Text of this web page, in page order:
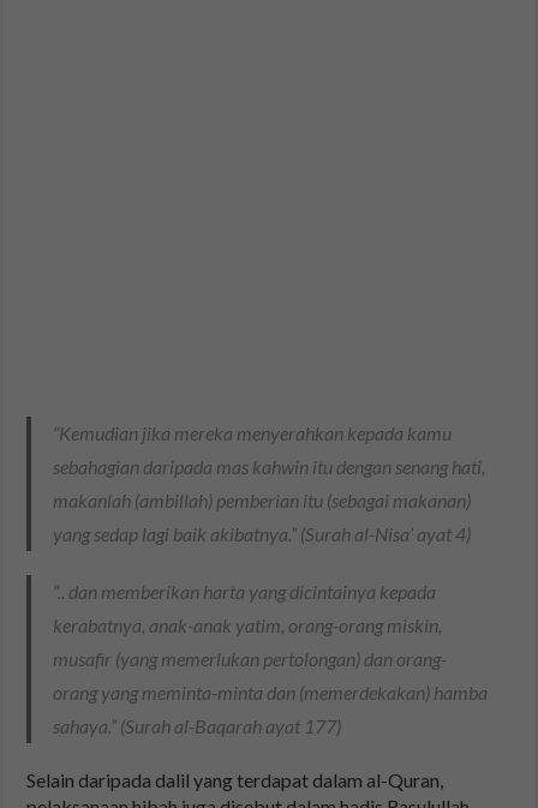
“Kemudian jika mereka menyerahkan kepada kamu
sebahagian daripada mas kahwin itu dengan senang hati,
makanlah (ambillah) pemberian itu (sebagai makanan)
yang sedap lagi baik akibatnya.” (Surah al-Nisa’ ayat 4)
“.. dan memberikan harta yang dicintainya kepada
kerabatnya, anak-anak yatim, orang-orang miskin,
musafir (yang memerlukan pertolongan) dan orang-
orang yang meminta-minta dan (memerdekakan) hamba
sahaya.” (Surah al-Baqarah ayat 177)
Selain daripada dalil yang terdapat dalam al-Quran,